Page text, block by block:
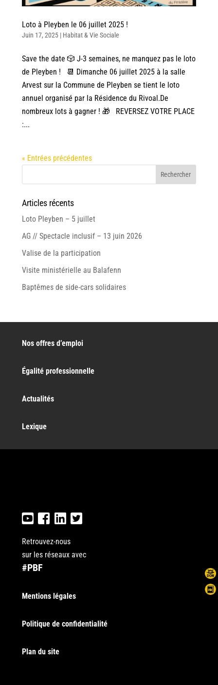
Loto à Pleyben le 06 juillet 2025 !
Juin 17, 2025| Habitat & Vie Sociale
Save the date 🎲 J-3 semaines, ne manquez pas le loto
de Pleyben ! 📆 Dimanche 06 juillet 2025 à la salle
Arvest sur la Commune de Pleyben se tient le loto
annuel organisé par la Résidence du Rivoal.De
nombreux lots à gagner ! 🎁 REVERSEZ VOTRE PLACE
:...
« Entrées précédentes
Articles récents
Loto Pleyben – 5 juillet
AG // Spectacle inclusif – 13 juin 2026
Valise de la participation
Visite ministérielle au Balafenn
Baptêmes de side-cars solidaires
Nos offres d’emploi
Égalité professionnelle
Actualités
Lexique
Retrouvez-nous
sur les réseaux avec
#PBF
Mentions légales
Politique de confidentialité
Plan du site